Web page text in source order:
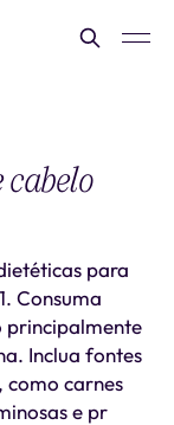
para
Consuma
principalmente
Inclua fontes
como carnes
e pr